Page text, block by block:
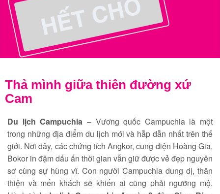
Thả mình giữa thiên đường xứ
Cam
Du lịch Campuchia – Vương quốc Campuchia là một
trong những địa điểm du lịch mới và hẫp dẫn nhất trên thế
giới. Nơi đây, các chứng tích Angkor, cung điện Hoàng Gia,
Bokor in đậm dấu ấn thời gian vẫn giữ được vẻ đẹp nguyên
sơ cùng sự hùng vĩ. Con người Campuchia dung dị, thân
thiện và mến khách sẽ khiến ai cũng phải ngưỡng mộ.